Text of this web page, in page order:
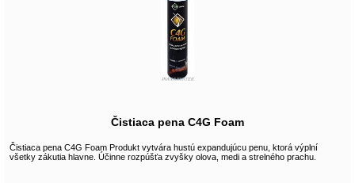
Čistiaca pena C4G Foam
Čistiaca pena C4G Foam Produkt vytvára hustú expandujúcu penu, ktorá výplní
všetky zákutia hlavne. Účinne rozpúšťa zvyšky olova, medi a strelného prachu.